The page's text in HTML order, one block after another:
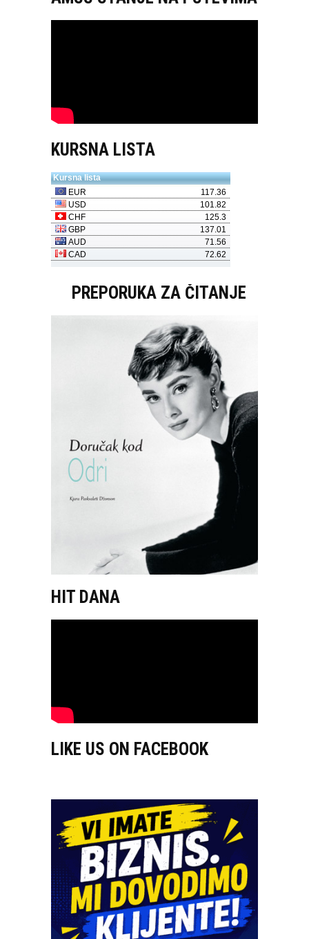
KURSNA LISTA
PREPORUKA ZA ČITANJE
HIT DANA
LIKE US ON FACEBOOK